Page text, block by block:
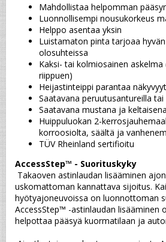
Mahdollistaa helpomman
Luonnollisempi nousukorkeus
Helppo asentaa yksin
Luistamaton pinta tarjoaa
olosuhteissa
Kaksi- tai kolmiosainen
riippuen)
Heijastinteippi parantaa
Saatavana peruutusantureilla tai
Saatavana mustana ja keltaisena
Huippuluokan 2-
korroosiolta, säältä ja
TÜV Rheinland sertifioitu
AccessStep™ - Suorituskyky
uskomattoman kannattava sijoitus.
hyötyajoneuvoissa on luonnottoman
AccessStep™ -astinlaudan lisääminen
helpottaa pääsyä kuormatilaan ja